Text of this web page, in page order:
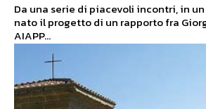
Da una serie di piacevoli incontri, in
nato il progetto di un rapporto fra
AIAPP...